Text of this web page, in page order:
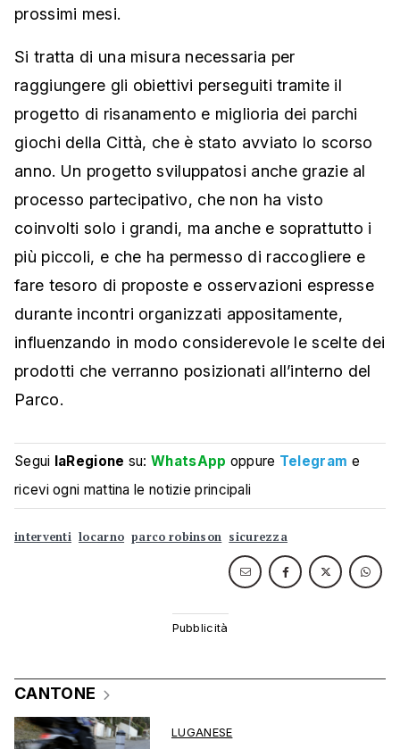
prossimi mesi.
Si tratta di una misura necessaria per
raggiungere gli obiettivi perseguiti tramite il
progetto di risanamento e miglioria dei parchi
giochi della Città, che è stato avviato lo scorso
anno. Un progetto sviluppatosi anche grazie al
processo partecipativo, che non ha visto
coinvolti solo i grandi, ma anche e soprattutto i
più piccoli, e che ha permesso di raccogliere e
fare tesoro di proposte e osservazioni espresse
durante incontri organizzati appositamente,
influenzando in modo considerevole le scelte dei
prodotti che verranno posizionati all’interno del
Parco.
Segui laRegione su:WhatsApp oppure Telegram e
ricevi ogni mattina le notizie principali
interventi locarno parco robinson sicurezza
CANTONE
LUGANESE